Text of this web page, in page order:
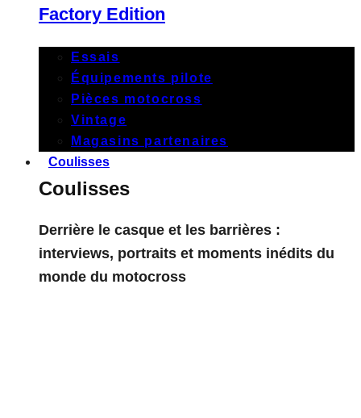
Factory Edition
Essais
Équipements pilote
Pièces motocross
Vintage
Magasins partenaires
Coulisses
Coulisses
Derrière le casque et les barrières :
interviews, portraits et moments inédits du
monde du motocross